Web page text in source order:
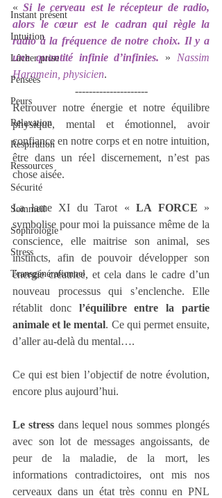
Instant présent
Intuition
Lâcher prise
Pensées
Peurs
Relaxation
Respiration
Ressources
Sécurité
Sommeil
Sophrologie
Stress
Transgénérationnel
« Si le cerveau est le récepteur de radio,
alors le cœur est le cadran qui règle la
radio à la fréquence de notre choix. Il y a
une quantité infinie d’infinies. » Nassim
Haramein, physicien.
---------------------
Retrouver notre énergie et notre équilibre
physique, mental et émotionnel, avoir
confiance en notre corps et en notre intuition,
être dans un réel discernement, n’est pas
chose aisée.
La lame XI du Tarot « LA FORCE »
symbolise pour moi la puissance même de la
conscience, elle maitrise son animal, ses
instincts, afin de pouvoir développer son
énergie créatrice, et cela dans le cadre d’un
nouveau processus qui s’enclenche. Elle
rétablit donc l’équilibre entre la partie
animale et le mental. Ce qui permet ensuite,
d’aller au-delà du mental….
Ce qui est bien l’objectif de notre évolution,
encore plus aujourd’hui.
Le stress dans lequel nous sommes plongés
avec son lot de messages angoissants, de
peur de la maladie, de la mort, les
informations contradictoires, ont mis nos
cerveaux dans un état très connu en PNL